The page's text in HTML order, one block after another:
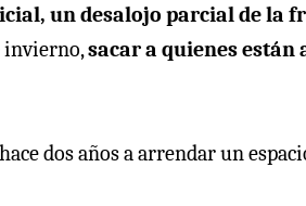
un desalojo parcial de la
invierno,sacar a quienes están
dos años a arrendar un